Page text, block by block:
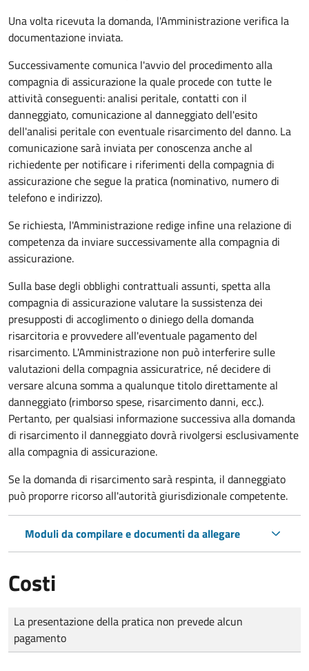
Una volta ricevuta la domanda, l'Amministrazione verifica la
documentazione inviata.
Successivamente comunica l'avvio del procedimento alla
compagnia di assicurazione la quale procede con tutte le
attività conseguenti: analisi peritale, contatti con il
danneggiato, comunicazione al danneggiato dell'esito
dell'analisi peritale con eventuale risarcimento del danno. La
comunicazione sarà inviata per conoscenza anche al
richiedente per notificare i riferimenti della compagnia di
assicurazione che segue la pratica (nominativo, numero di
telefono e indirizzo).
Se richiesta, l'Amministrazione redige infine una relazione di
competenza da inviare successivamente alla compagnia di
assicurazione.
Sulla base degli obblighi contrattuali assunti, spetta alla
compagnia di assicurazione valutare la sussistenza dei
presupposti di accoglimento o diniego della domanda
risarcitoria e provvedere all'eventuale pagamento del
risarcimento. L'Amministrazione non può interferire sulle
valutazioni della compagnia assicuratrice, né decidere di
versare alcuna somma a qualunque titolo direttamente al
danneggiato (rimborso spese, risarcimento danni, ecc.).
Pertanto, per qualsiasi informazione successiva alla domanda
di risarcimento il danneggiato dovrà rivolgersi esclusivamente
alla compagnia di assicurazione.
Se la domanda di risarcimento sarà respinta, il danneggiato
può proporre ricorso all'autorità giurisdizionale competente.
Moduli da compilare e documenti da allegare
Costi
Tipo di pagamento
Importo
La presentazione della pratica non prevede alcun
pagamento